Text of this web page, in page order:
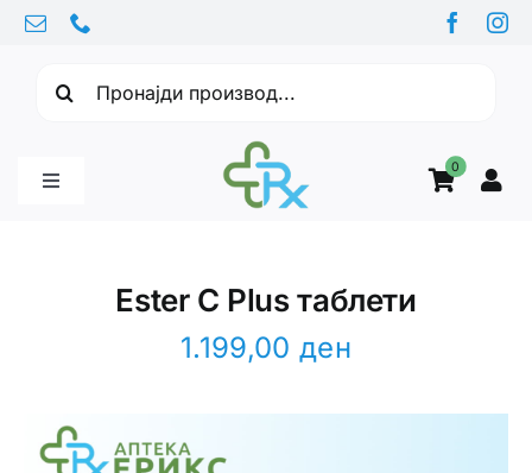
Skip
content
0
Toggle
Ester C Plus таблети
1.199,00ден